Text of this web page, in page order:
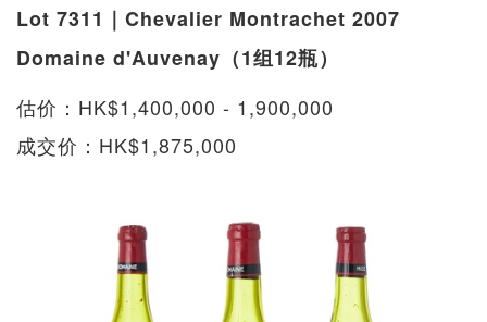
Lot 7311｜Chevalier Montrachet 2007
Domaine d'Auvenay（1组12瓶）
估价：HK$1,400,000 - 1,900,000
成交价：HK$1,875,000